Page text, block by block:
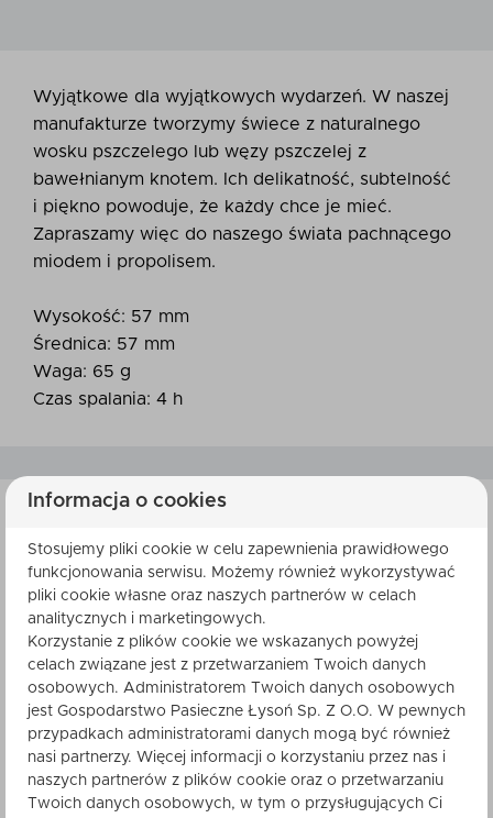
Wyjątkowe dla wyjątkowych wydarzeń. W naszej
manufakturze tworzymy świece z naturalnego
wosku pszczelego lub węzy pszczelej z
bawełnianym knotem. Ich delikatność, subtelność
i piękno powoduje, że każdy chce je mieć.
Zapraszamy więc do naszego świata pachnącego
miodem i propolisem.
Wysokość: 57 mm
Średnica: 57 mm
Waga: 65 g
Czas spalania: 4 h
SKŁADNIKI
Nikt do tej pory nie ocenił tego produktu.
Bądź pierwszy. Po zatwierdzeniu przez
obsługę sklepu, będzie ona widoczna dla
innych klientów.
Informacja o cookies
Stosujemy pliki cookie w celu zapewnienia prawidłowego
funkcjonowania serwisu. Możemy również wykorzystywać
pliki cookie własne oraz naszych partnerów w celach
analitycznych i marketingowych.
Korzystanie z plików cookie we wskazanych powyżej
celach związane jest z przetwarzaniem Twoich danych
osobowych. Administratorem Twoich danych osobowych
jest Gospodarstwo Pasieczne Łysoń Sp. Z O.O. W pewnych
przypadkach administratorami danych mogą być również
nasi partnerzy. Więcej informacji o korzystaniu przez nas i
naszych partnerów z plików cookie oraz o przetwarzaniu
Twoich danych osobowych, w tym o przysługujących Ci